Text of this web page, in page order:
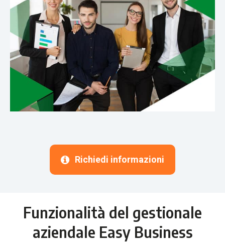
Richiedi informazioni
Funzionalità del gestionale
aziendale Easy Business